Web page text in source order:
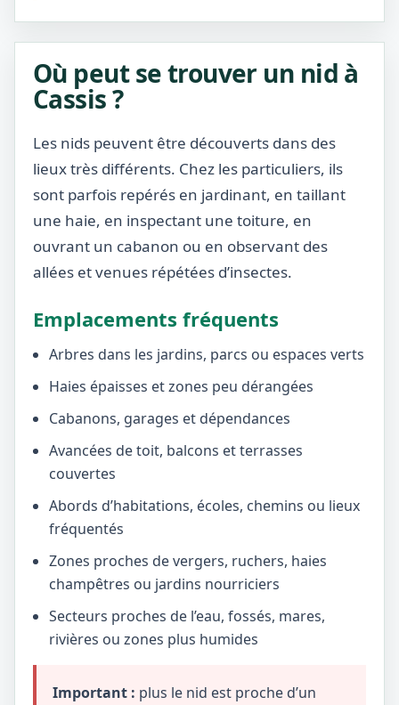
Où peut se trouver un nid à
Cassis ?
Les nids peuvent être découverts dans des
lieux très différents. Chez les particuliers, ils
sont parfois repérés en jardinant, en taillant
une haie, en inspectant une toiture, en
ouvrant un cabanon ou en observant des
allées et venues répétées d’insectes.
Emplacements fréquents
Arbres dans les jardins, parcs ou espaces verts
Haies épaisses et zones peu dérangées
Cabanons, garages et dépendances
Avancées de toit, balcons et terrasses
couvertes
Abords d’habitations, écoles, chemins ou lieux
fréquentés
Zones proches de vergers, ruchers, haies
champêtres ou jardins nourriciers
Secteurs proches de l’eau, fossés, mares,
rivières ou zones plus humides
Important : plus le nid est proche d’un